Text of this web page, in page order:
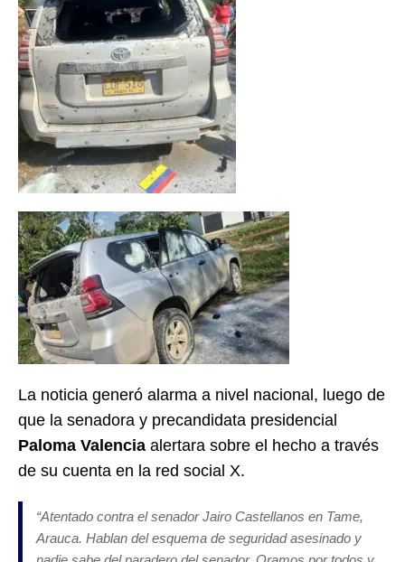
La noticia generó alarma a nivel nacional, luego de
que la senadora y precandidata presidencial
Paloma Valencia alertara sobre el hecho a través
de su cuenta en la red social X.
“Atentado contra el senador Jairo Castellanos en Tame,
Arauca. Hablan del esquema de seguridad asesinado y